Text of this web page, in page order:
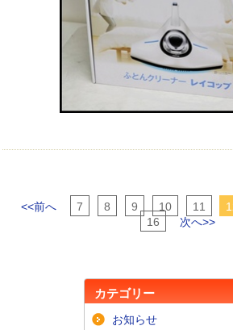
<<前へ 7 8 9 10 11
16
次へ>>
カテゴリー
お知らせ